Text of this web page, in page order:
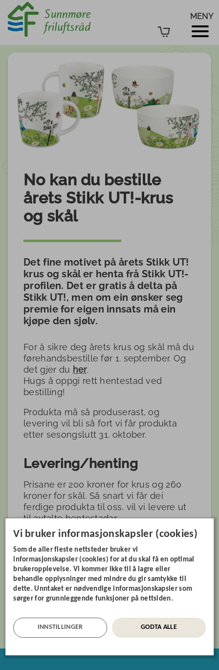
MENY
No kan du bestille
årets Stikk UT!-krus
og skål
Det fine motivet på årets Stikk UT!
krus og skål er henta frå Stikk UT!-
profilen. Det er gratis å delta på
Stikk UT!, men om ein ønsker seg
premie for eigen innsats må ein
kjøpe den sjølv.
For å sikre deg årets krus og skål må du
førehandsbestille før 1. september. Og
det gjer du her.
Hugs å oppgi rett hentestad ved
bestilling!
Produkta må så produserast, og
levering vil bli så fort vi får produkta
etter sesongslutt 31. oktober.
Levering/henting
Prisane er 200 kroner for krus og 260
kroner for skål. Så snart vi får dei
ferdige produkta til oss, vil vi levere ut
til avtalte hentestadar
(servicekontor/bibliotek/frivillegsentral
ar) rundt om i kommunene på
Sunnmøre slik at dei kan henteast der.
Vi sender ut melding når det er klart for
henting i di kommune, og opplyser om
kvar du kan hente.
på 160 kroner for porto og ekspedering.
Vi bruker informasjonskapsler (cookies)
Som de aller fleste nettsteder bruker vi
informasjonskapsler (cookies) for at du skal få en optimal
brukeropplevelse. Vi kommer ikke til å lagre eller
behandle opplysninger med mindre du gir samtykke til
dette. Unntaket er nødvendige informasjonskapsler som
sørger for grunnleggende funksjoner på nettsiden.
INNSTILLINGER GODTA ALLE